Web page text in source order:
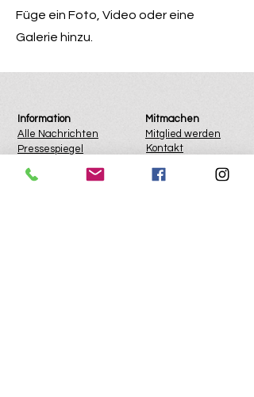
Füge ein Foto, Video oder eine
Galerie hinzu.
Information
Alle Nachrichten
Pressespiegel
Impressum
Datenschutz
Mitmachen
Kontakt
Mitglied werden
Spenden